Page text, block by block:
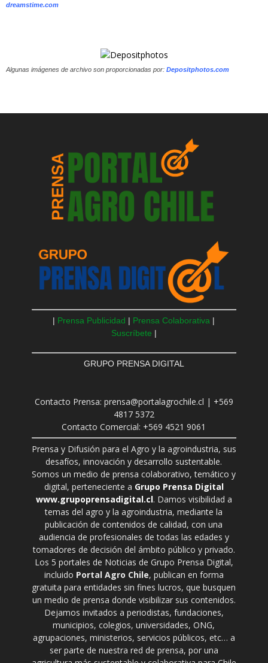
dreamstime.com
Algunas imágenes de archivo son proporcionadas por: Depositphotos.com
| Prensa Publicidad | Prensa Colaborativa |
Suscríbete |
GRUPO PRENSA DIGITAL
Contacto Prensa: prensa@portalagrochile.cl | +569
4817 5372
Contacto Comercial: +569 4521 9061
Prensa y Difusión para el Agro y la agroindustria, sus
desafíos, innovación y desarrollo sustentable.
Somos un medio de prensa colaborativo, temático y
digital, perteneciente a Grupo Prensa Digital
www.grupoprensadigital.cl. Damos visibilidad a
temas del agro y la agroindustria, mediante la
publicación de contenidos de calidad, con una
audiencia de profesionales de todas las edades y
tomadores de decisión del ámbito público y privado.
Los 5 portales de Noticias de Grupo Prensa Digital,
incluido Portal Agro Chile, publican en forma
gratuita para entidades sin fines lucros, que busquen
un medio de prensa donde visibilizar sus contenidos.
Dejamos invitados a periodistas, fundaciones,
municipios, colegios, universidades, ONG,
agrupaciones, ministerios, servicios públicos, etc… a
ser parte de nuestra red de prensa, por una